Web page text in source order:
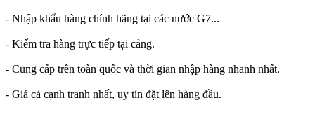
- Nhập khẩu hàng chính hãng tại các nước G7...
- Kiểm tra hàng trực tiếp tại cảng.
- Cung cấp trên toàn quốc và thời gian nhập hàng nhanh nhất.
- Giá cả cạnh tranh nhất, uy tín đặt lên hàng đầu.